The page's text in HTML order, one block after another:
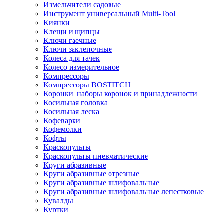
Измельчители садовые
Инструмент универсальный Multi-Tool
Киянки
Клещи и щипцы
Ключи гаечные
Ключи заклепочные
Колеса для тачек
Колесо измерительное
Компрессоры
Компрессоры BOSTITCH
Коронки, наборы коронок и принадлежности
Косильная головка
Косильная леска
Кофеварки
Кофемолки
Кофты
Краскопульты
Краскопульты пневматические
Круги абразивные
Круги абразивные отрезные
Круги абразивные шлифовальные
Круги абразивные шлифовальные лепестковые
Кувалды
Куртки